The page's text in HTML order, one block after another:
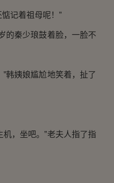
记着祖母呢！”
秦少琅鼓着脸，一脸不
姨娘尴尬地笑着，扯了
，坐吧。”老夫人指了指